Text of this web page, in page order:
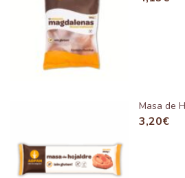
Masa de
3,20€